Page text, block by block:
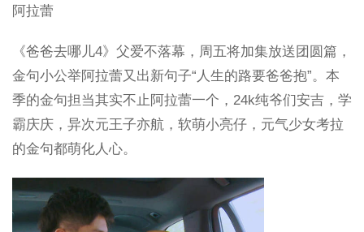
阿拉蕾
《爸爸去哪儿4》父爱不落幕，周五将加集放送团圆篇，
金句小公举阿拉蕾又出新句子“人生的路要爸爸抱”。本
季的金句担当其实不止阿拉蕾一个，24k纯爷们安吉，学
霸庆庆，异次元王子亦航，软萌小亮仔，元气少女考拉
的金句都萌化人心。